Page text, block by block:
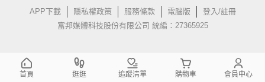
APP下載 隱私權政策 服務條款 電腦版
登入/註冊
富邦媒體科技股份有限公司 統編：27365925
首頁 逛逛 追蹤清單 購物車 會員中心